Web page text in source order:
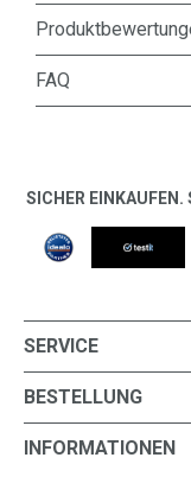
FAQ
SICHER EINKAUFEN.
SERVICE
BESTELLUNG
INFORMATIONEN